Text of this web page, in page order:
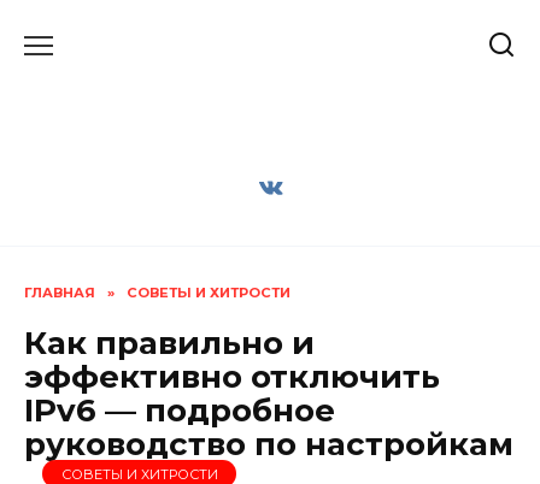
ГЛАВНАЯ » СОВЕТЫ И ХИТРОСТИ
Как правильно и
эффективно отключить
IPv6 — подробное
руководство по настройкам
СОВЕТЫ И ХИТРОСТИ